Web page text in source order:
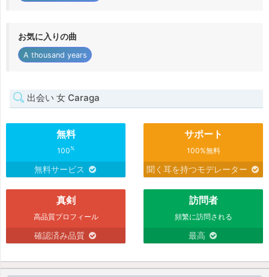
お気に入りの曲
A thousand years
出会い 女 Caraga
無料
100%
無料サービス
サポート
100%無料
聞く耳を持つモデレーター
真剣
高品質プロフィール
確認済み品質
訪問者
頻繁に訪問される
最高